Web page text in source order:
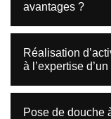
avantages ?
Réalisation
à l’expertise
Pose de douche